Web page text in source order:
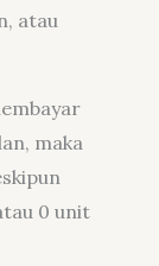
atau
maka
0 unit